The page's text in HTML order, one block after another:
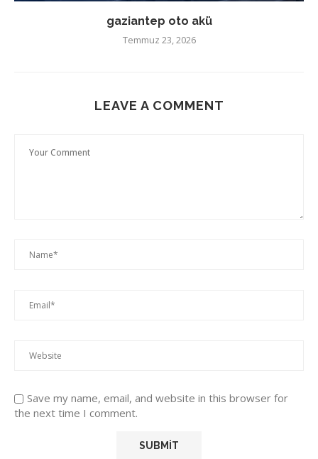
gaziantep oto akü
Temmuz 23, 2026
LEAVE A COMMENT
Save my name, email, and website in this browser for
the next time I comment.